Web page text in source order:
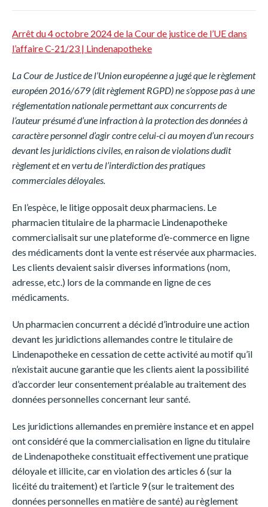
Arrêt du 4 octobre 2024 de la Cour de justice de l’UE dans
l’affaire C-21/23 | Lindenapotheke
La Cour de Justice de l’Union européenne a jugé que le règlement
européen 2016/679 (dit règlement RGPD) ne s’oppose pas à une
réglementation nationale permettant aux concurrents de
l’auteur présumé d’une infraction à la protection des données à
caractère personnel d’agir contre celui-ci au moyen d’un recours
devant les juridictions civiles, en raison de violations dudit
règlement et en vertu de l’interdiction des pratiques
commerciales déloyales.
En l’espèce, le litige opposait deux pharmaciens. Le
pharmacien titulaire de la pharmacie Lindenapotheke
commercialisait sur une plateforme d’e-commerce en ligne
des médicaments dont la vente est réservée aux pharmacies.
Les clients devaient saisir diverses informations (nom,
adresse, etc.) lors de la commande en ligne de ces
médicaments.
Un pharmacien concurrent a décidé d’introduire une action
devant les juridictions allemandes contre le titulaire de
Lindenapotheke en cessation de cette activité au motif qu’il
n’existait aucune garantie que les clients aient la possibilité
d’accorder leur consentement préalable au traitement des
données personnelles concernant leur santé.
Les juridictions allemandes en première instance et en appel
ont considéré que la commercialisation en ligne du titulaire
de Lindenapotheke constituait effectivement une pratique
déloyale et illicite, car en violation des articles 6 (sur la
licéité du traitement) et l’article 9 (sur le traitement des
données personnelles en matière de santé) au règlement